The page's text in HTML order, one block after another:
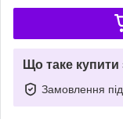
Що таке
Замовлення